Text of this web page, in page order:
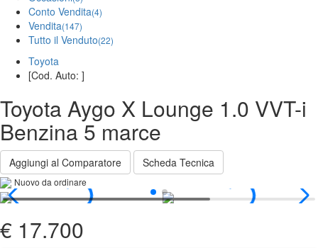
Conto Vendita(4)
Vendita(147)
Tutto il Venduto(22)
Toyota
[Cod. Auto: ]
Toyota Aygo X Lounge 1.0 VVT-i
Benzina 5 marce
Aggiungi al Comparatore Scheda Tecnica
Nuovo da ordinare
€ 17.700